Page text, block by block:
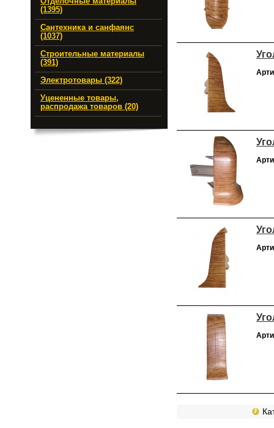
(1395)
Сантехника и санфаянс
(1037)
Строительные материалы
(391)
Электротовары (322)
Уцененные товары,
распродажа товаров (20)